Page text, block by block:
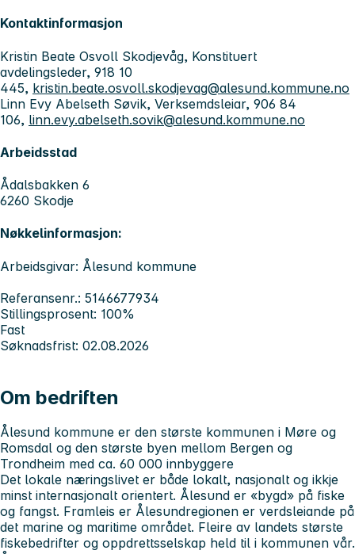
Kontaktinformasjon
Kristin Beate Osvoll Skodjevåg, Konstituert
avdelingsleder, 918 10
445, kristin.beate.osvoll.skodjevag@alesund.kommune.no
Linn Evy Abelseth Søvik, Verksemdsleiar, 906 84
106, linn.evy.abelseth.sovik@alesund.kommune.no
Arbeidsstad
Ådalsbakken 6
6260 Skodje
Nøkkelinformasjon:
Arbeidsgivar: Ålesund kommune
Referansenr.: 5146677934
Stillingsprosent: 100%
Fast
Søknadsfrist: 02.08.2026
Om bedriften
Ålesund kommune er den største kommunen i Møre og
Romsdal og den største byen mellom Bergen og
Trondheim med ca. 60 000 innbyggere
Det lokale næringslivet er både lokalt, nasjonalt og ikkje
minst internasjonalt orientert. Ålesund er «bygd» på fiske
og fangst. Framleis er Ålesundregionen er verdsleiande på
det marine og maritime området. Fleire av landets største
fiskebedrifter og oppdrettsselskap held til i kommunen vår.